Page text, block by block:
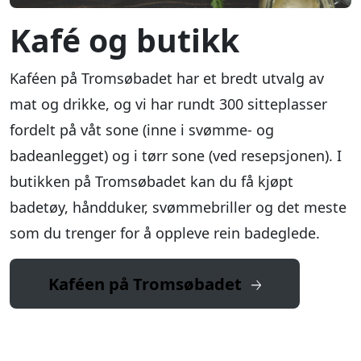
Kafé og butikk
Kaféen på Tromsøbadet har et bredt utvalg av
mat og drikke, og vi har rundt 300 sitteplasser
fordelt på våt sone (inne i svømme- og
badeanlegget) og i tørr sone (ved resepsjonen). I
butikken på Tromsøbadet kan du få kjøpt
badetøy, håndduker, svømmebriller og det meste
som du trenger for å oppleve rein badeglede.
Kaféen på Tromsøbadet